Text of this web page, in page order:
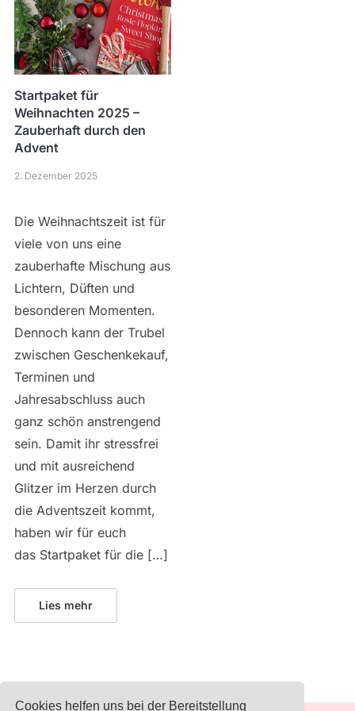
Cookies helfen uns bei der Bereitstellung
Startpaket für
Weihnachten 2025 –
Zauberhaft durch den
Advent
2. Dezember 2025
Die Weihnachtszeit ist für
viele von uns eine
zauberhafte Mischung aus
Lichtern, Düften und
besonderen Momenten.
Dennoch kann der Trubel
zwischen Geschenkekauf,
Terminen und
Jahresabschluss auch
ganz schön anstrengend
sein. Damit ihr stressfrei
und mit ausreichend
Glitzer im Herzen durch
die Adventszeit kommt,
haben wir für euch
das Startpaket für die […]
Lies mehr